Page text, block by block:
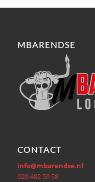
MBARENDSE
CONTACT
info@mbarendse.nl
020-482 50 58